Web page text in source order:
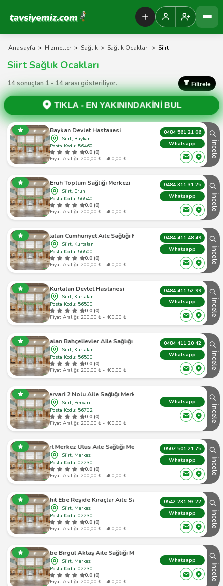
Tavsiyemiz Anasayfa
Anasayfa > Hizmetler > Sağlık > Sağlık Ocakları > Siirt
Siirt Sağlık Ocakları
14 sonuçtan 1 - 14 arası gösteriliyor. Filtrele
TIKLA - EN YAKININDAKİNİ BUL
Baykan Devlet Hastanesi
Siirt, Baykan
Posta Kodu: 56460
0.0 (0)
Fiyat Aralığı: 200,00 ₺ - 400,00 ₺
0484 561 21 06
Whatsapp
İncele
Eruh Toplum Sağlığı Merkezi
Siirt, Eruh
Posta Kodu: 56540
0.0 (0)
Fiyat Aralığı: 200,00 ₺ - 400,00 ₺
0484 311 31 25
Whatsapp
İncele
Kurtalan Cumhuriyet Aile Sağlığı Merkezi
Siirt, Kurtalan
Posta Kodu: 56500
0.0 (0)
Fiyat Aralığı: 200,00 ₺ - 400,00 ₺
0484 411 48 49
Whatsapp
İncele
Kurtalan Devlet Hastanesi
Siirt, Kurtalan
Posta Kodu: 56500
0.0 (0)
Fiyat Aralığı: 200,00 ₺ - 400,00 ₺
0484 411 52 99
Whatsapp
İncele
Kurtalan Bahçelievler Aile Sağlığı Merkezi
Siirt, Kurtalan
Posta Kodu: 56500
0.0 (0)
Fiyat Aralığı: 200,00 ₺ - 400,00 ₺
0484 411 20 42
Whatsapp
İncele
Pervari 2 Nolu Aile Sağlığı Merkezi
Siirt, Pervari
Posta Kodu: 56702
0.0 (0)
Fiyat Aralığı: 200,00 ₺ - 400,00 ₺
Whatsapp
İncele
Siirt Merkez Ulus Aile Sağlığı Merkezi
Siirt, Merkez
Posta Kodu: 02230
0.0 (0)
Fiyat Aralığı: 200,00 ₺ - 400,00 ₺
0507 501 21 75
Whatsapp
İncele
Siirt Şehit Ebe Reşide Kıraçlar Aile Sağlığı Merkezi
Siirt, Merkez
Posta Kodu: 02230
0.0 (0)
Fiyat Aralığı: 200,00 ₺ - 400,00 ₺
0542 231 93 22
Whatsapp
İncele
Şehit Ebe Birgül Aktaş Aile Sağlığı Merkezi (Asm)
Siirt, Merkez
Posta Kodu: 02230
0.0 (0)
Fiyat Aralığı: 200,00 ₺ - 400,00 ₺
Whatsapp
İncele